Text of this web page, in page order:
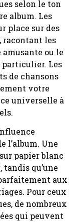
selon le ton
album. Les
place sur des
racontant les
amusante ou le
Les
de chansons
votre
universelle à
l’album. Une
papier blanc
qu’une
aux
Pour ceux
de nombreux
qui peuvent